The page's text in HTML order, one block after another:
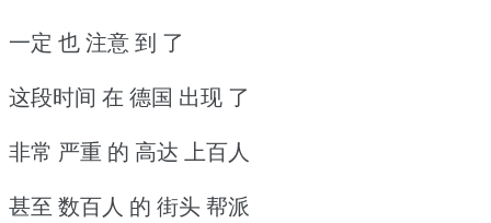
一定 也 注意 到 了
这段时间 在 德国 出现 了
非常 严重 的 高达 上百人
甚至 数百人 的 街头 帮派